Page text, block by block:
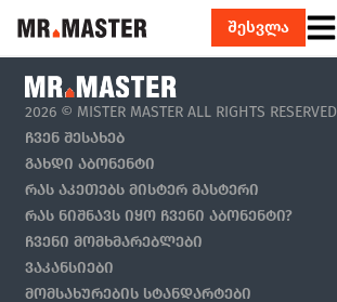
შესვლა
2026 © MISTER MASTER ALL RIGHTS RESERVED
ᲩᲕᲔᲜ ᲨᲔᲡᲐᲮᲔᲑ
ᲒᲐᲮᲓᲘ ᲐᲑᲝᲜᲔᲜᲢᲘ
ᲠᲐᲡ ᲐᲙᲔᲗᲔᲑᲡ ᲛᲘᲡᲢᲔᲠ ᲛᲐᲡᲢᲔᲠᲘ
ᲠᲐᲡ ᲜᲘᲨᲜᲐᲕᲡ ᲘᲧᲝ ᲩᲕᲔᲜᲘ ᲐᲑᲝᲜᲔᲜᲢᲘ?
ᲩᲕᲔᲜᲘ ᲛᲝᲛᲮᲛᲐᲠᲔᲑᲚᲔᲑᲘ
ᲕᲐᲙᲐᲜᲡᲘᲔᲑᲘ
ᲛᲝᲛᲡᲐᲮᲣᲠᲔᲑᲘᲡ ᲡᲢᲐᲜᲓᲐᲠᲢᲔᲑᲘ